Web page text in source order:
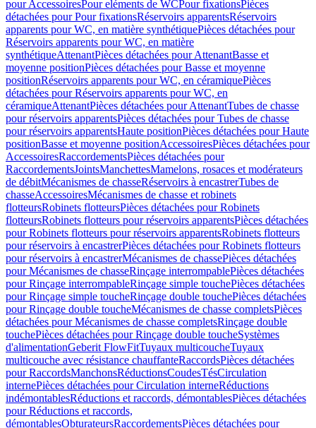
pour AccessoiresPour eléments de WCPour fixationsPièces
détachées pour Pour fixationsRéservoirs apparentsRéservoirs
apparents pour WC, en matière synthétiquePièces détachées pour
Réservoirs apparents pour WC, en matière
synthétiqueAttenantPièces détachées pour AttenantBasse et
moyenne positionPièces détachées pour Basse et moyenne
positionRéservoirs apparents pour WC, en céramiquePièces
détachées pour Réservoirs apparents pour WC, en
céramiqueAttenantPièces détachées pour AttenantTubes de chasse
pour réservoirs apparentsPièces détachées pour Tubes de chasse
pour réservoirs apparentsHaute positionPièces détachées pour Haute
positionBasse et moyenne positionAccessoiresPièces détachées pour
AccessoiresRaccordementsPièces détachées pour
RaccordementsJointsManchettesMamelons, rosaces et modérateurs
de débitMécanismes de chasseRéservoirs à encastrerTubes de
chasseAccessoiresMécanismes de chasse et robinets
flotteursRobinets flotteursPièces détachées pour Robinets
flotteursRobinets flotteurs pour réservoirs apparentsPièces détachées
pour Robinets flotteurs pour réservoirs apparentsRobinets flotteurs
pour réservoirs à encastrerPièces détachées pour Robinets flotteurs
pour réservoirs à encastrerMécanismes de chassePièces détachées
pour Mécanismes de chasseRinçage interrompablePièces détachées
pour Rinçage interrompableRinçage simple touchePièces détachées
pour Rinçage simple toucheRinçage double touchePièces détachées
pour Rinçage double toucheMécanismes de chasse completsPièces
détachées pour Mécanismes de chasse completsRinçage double
touchePièces détachées pour Rinçage double toucheSystèmes
d'alimentationGeberit FlowFitTuyaux multicoucheTuyaux
multicouche avec résistance chauffanteRaccordsPièces détachées
pour RaccordsManchonsRéductionsCoudesTésCirculation
internePièces détachées pour Circulation interneRéductions
indémontablesRéductions et raccords, démontablesPièces détachées
pour Réductions et raccords,
démontablesObturateursRaccordementsPièces détachées pour